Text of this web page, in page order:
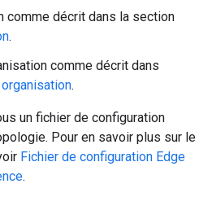
comme décrit dans la section
.
comme décrit dans
.
un fichier de configuration
Pour en savoir plus sur le
Fichier de configuration Edge
.